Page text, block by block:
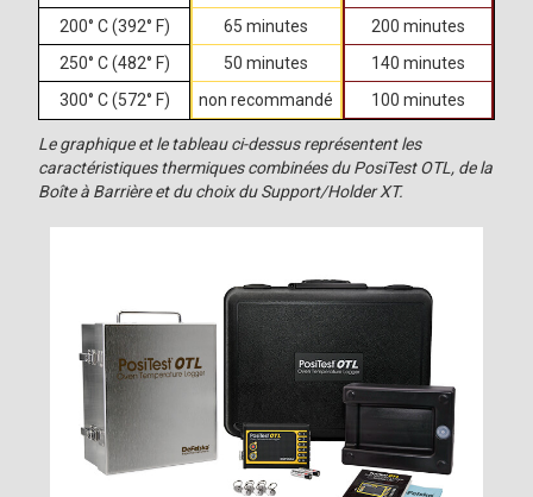
200° C (392° F)
65 minutes
200 minutes
250° C (482° F)
50 minutes
140 minutes
300° C (572° F)
non recommandé 100 minutes
Le graphique et le tableau ci-dessus représentent les
caractéristiques thermiques combinées du PosiTest OTL, de la
Boîte à Barrière et du choix du Support/Holder XT.